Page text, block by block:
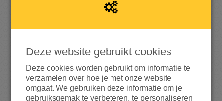
0
0% bereikt van mijn streefbedrag € 100
Deze website gebruikt cookies
Deze cookies worden gebruikt om informatie te
verzamelen over hoe je met onze website
omgaat. We gebruiken deze informatie om je
gebruiksgemak te verbeteren, te personaliseren